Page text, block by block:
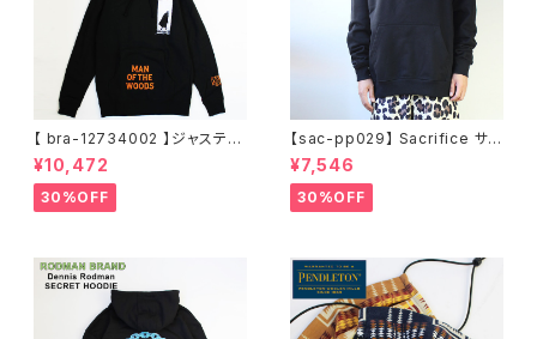
【 bra-12734002 】ジャスティ
ンティンバーレイク Justin Ran
dall Timberlake MAN OF T
HE WOODS パーカー フーディ
ー アーティスト スウェットパー
¥10,472
30%OFF
【sac-pp029】 Sacrifice サク
リファイス 大きいサイズ メンズ
ユニセックス スウェット パーカ
ー 窓グラフィック 長袖 M L XL
XXL 2L 大きめ 長袖Tシャツ デ
サイズ ビッグシルエット 黒 通勤
通学 秋冬
¥7,546
30%OFF